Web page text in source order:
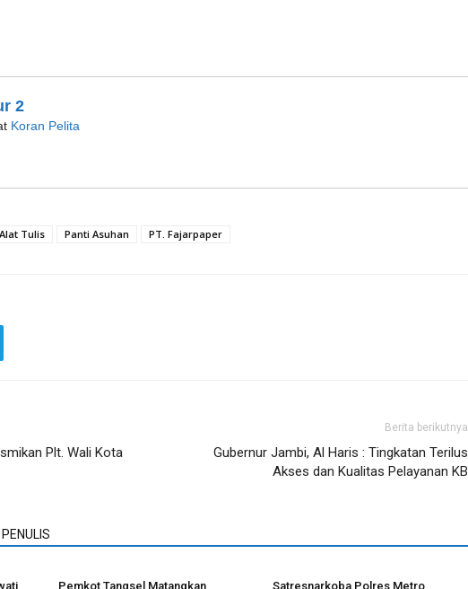
2
Koran Pelita
Tulis Panti Asuhan PT. Fajarpaper
Plt. Wali Kota
Berita berikutnya
Gubernur Jambi, Al Haris : Tingkatan Terilus
Akses dan Kualitas Pelayanan KB
Pemkot Tangsel Matangkan Satresnarkoba Polres Metro